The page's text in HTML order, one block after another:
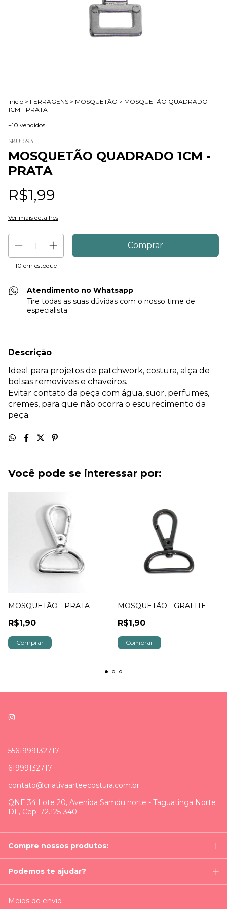
Início > FERRAGENS > MOSQUETÃO > MOSQUETÃO QUADRADO
1CM - PRATA
+10 vendidos
SKU: 593
MOSQUETÃO QUADRADO 1CM -
PRATA
R$1,99
Ver mais detalhes
10 em estoque
Atendimento no Whatsapp
Tire todas as suas dúvidas com o nosso time de
especialista
Descrição
Ideal para projetos de patchwork, costura, alça de
bolsas removíveis e chaveiros.
Evitar contato da peça com água, suor, perfumes,
cremes, para que não ocorra o escurecimento da
peça.
Você pode se interessar por:
MOSQUETÃO - PRATA
R$1,90
Comprar
MOSQUETÃO - GRAFITE
R$1,90
Comprar
5561999132717
61999132717
contato@criativaarteecostura.com.br
QNE 34 Lote 20, Avenida Samdu norte - Taguatinga Norte
DF, Cep: 72.125-340
Compre nossos produtos:
Podemos te ajudar?
Meios de envio